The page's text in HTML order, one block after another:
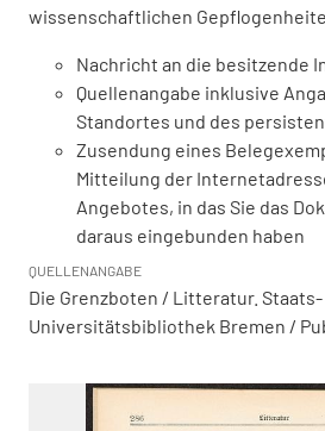
wissenschaftlichen
Nachricht an die besitzende
Quellenangabe inklusive
Standortes und des
Zusendung eines
Mitteilung der
Angebotes, in das Sie das
daraus eingebunden haben
QUELLENANGABE
Die Grenzboten / Litteratur. Staats-
Universitätsbibliothek Bremen /